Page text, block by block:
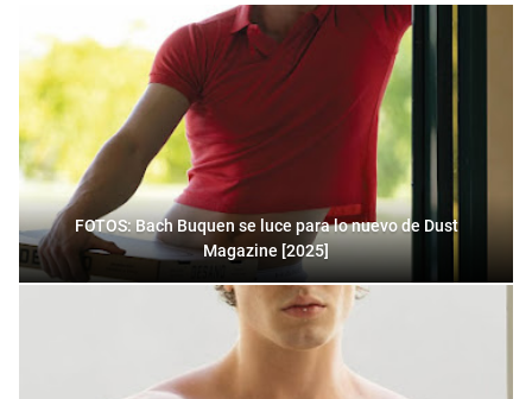
FOTOS: Bach Buquen se luce para lo nuevo de Dust
Magazine [2025]